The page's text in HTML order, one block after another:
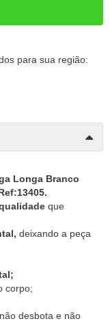
para sua região:
Longa Branco
que
deixando a peça
corpo;
, não desbota e não